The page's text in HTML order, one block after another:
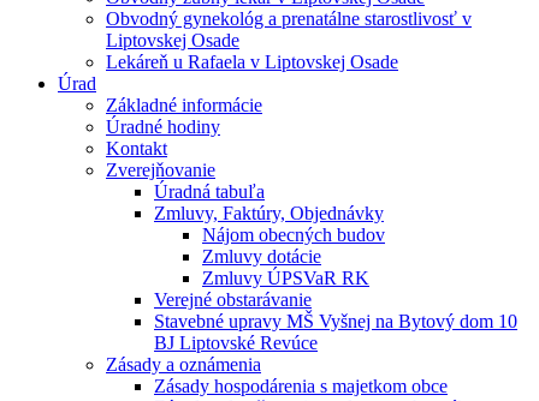
Obvodný gynekológ a prenatálne starostlivosť v
Liptovskej Osade
Lekáreň u Rafaela v Liptovskej Osade
Úrad
Základné informácie
Úradné hodiny
Kontakt
Zverejňovanie
Úradná tabuľa
Zmluvy, Faktúry, Objednávky
Nájom obecných budov
Zmluvy dotácie
Zmluvy ÚPSVaR RK
Verejné obstarávanie
Stavebné upravy MŠ Vyšnej na Bytový dom 10
BJ Liptovské Revúce
Zásady a oznámenia
Zásady hospodárenia s majetkom obce